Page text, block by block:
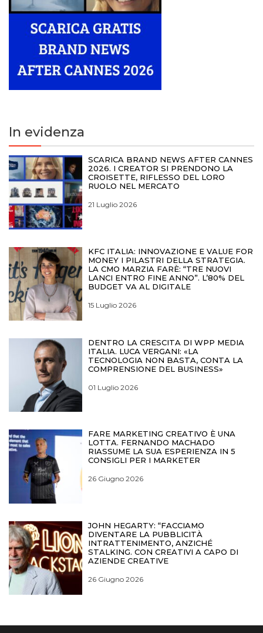
In evidenza
SCARICA BRAND NEWS AFTER CANNES
2026. I CREATOR SI PRENDONO LA
CROISETTE, RIFLESSO DEL LORO
RUOLO NEL MERCATO
21 Luglio 2026
KFC ITALIA: INNOVAZIONE E VALUE FOR
MONEY I PILASTRI DELLA STRATEGIA.
LA CMO MARZIA FARÈ: “TRE NUOVI
LANCI ENTRO FINE ANNO”. L’80% DEL
BUDGET VA AL DIGITALE
15 Luglio 2026
DENTRO LA CRESCITA DI WPP MEDIA
ITALIA. LUCA VERGANI: «LA
TECNOLOGIA NON BASTA, CONTA LA
COMPRENSIONE DEL BUSINESS»
01 Luglio 2026
FARE MARKETING CREATIVO È UNA
LOTTA. FERNANDO MACHADO
RIASSUME LA SUA ESPERIENZA IN 5
CONSIGLI PER I MARKETER
26 Giugno 2026
JOHN HEGARTY: “FACCIAMO
DIVENTARE LA PUBBLICITÀ
INTRATTENIMENTO, ANZICHÉ
STALKING. CON CREATIVI A CAPO DI
AZIENDE CREATIVE
26 Giugno 2026